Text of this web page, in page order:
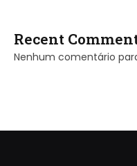
Recent
Nenhum comentário